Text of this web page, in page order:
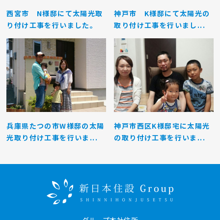
西宮市 N様邸にて太陽光取
り付け工事を行いました。
神戸市 K様邸にて太陽光の
取り付け工事を行いまし...
兵庫県たつの市W様邸の太陽
光取り付け工事を行いま...
神戸市西区K様邸宅に太陽光
の取り付け工事を行いま...